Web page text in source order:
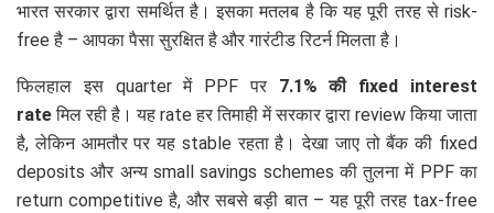
भारत सरकार द्वारा समर्थित है। इसका मतलब है कि यह पूरी तरह से risk-
free है – आपका पैसा सुरक्षित है और गारंटीड रिटर्न मिलता है।
फिलहाल इस quarter में PPF पर 7.1% की fixed interest
rateमिल रही है। यह rate हर तिमाही में सरकार द्वारा review किया जाता
है, लेकिन आमतौर पर यह stable रहता है। देखा जाए तो बैंक की fixed
deposits और अन्य small savings schemes की तुलना में PPF का
return competitive है, और सबसे बड़ी बात – यह पूरी तरह tax-free